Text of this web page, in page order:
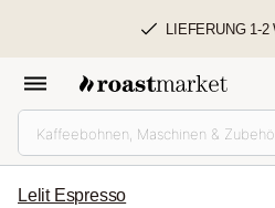
LIEFERUNG 1-2
Lelit Espresso